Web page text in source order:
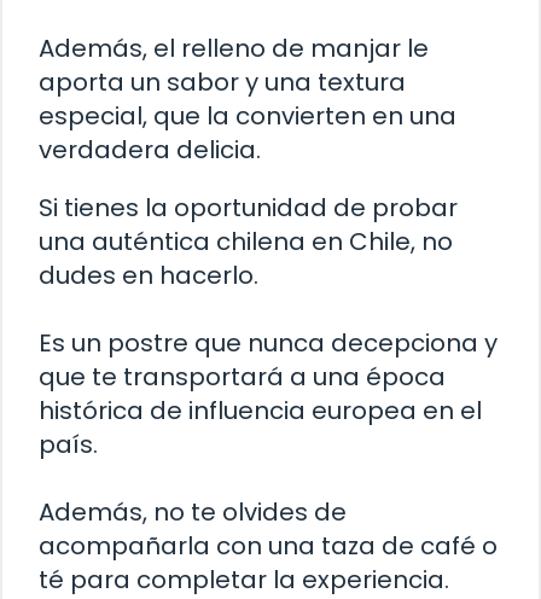
Además, el relleno de manjar le
aporta un sabor y una textura
especial, que la convierten en una
verdadera delicia.
Si tienes la oportunidad de probar
una auténtica chilena en Chile, no
dudes en hacerlo.
Es un postre que nunca decepciona y
que te transportará a una época
histórica de influencia europea en el
país.
Además, no te olvides de
acompañarla con una taza de café o
té para completar la experiencia.